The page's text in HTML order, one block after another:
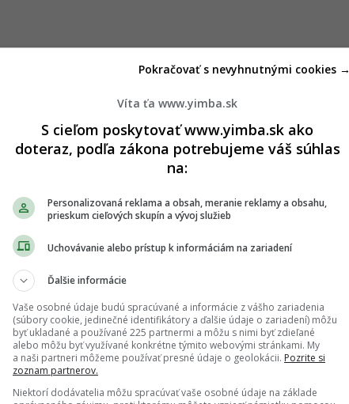
že koncepčný materiál dá všetkých aktérom vo verejnom
pri úpravách chodníkov.„Vďaka jasne nastaveným
voľbe materiálov či tvarov. Navyše celý
nanovo vymýšľať riešenia. Túto prácu sme urobili
verejných priestorov z MIBu.
detailné návody, ako napríklad lemovať chodníky popri
vozovke alebo prvkoch v uliciach, ako riešiť dláždenie či
ako debarierizovať povrchy alebo ako vyriešiť zvod
jednotlivých typov povrchov a ako ich obnovovať alebo
príkladmi, fotografiami a schémami najtypickejších
prístupu k povrchom chodníkov v meste je
iných miest vo svete navrhujeme dať jednotný vizuál
Tento typ dlažby sa má používať na významných
budov. „Snahou je vytvoriť jednu vrstvu v identite mesta a
riešenie povrchov dláždených chodníkov.“ Manuál
jej kladenia.
Víta ťa www.yimba.sk
S cieľom poskytovať www.yimba.sk ako
doteraz, podľa zákona potrebujeme váš súhlas
na:
Personalizovaná reklama a obsah, meranie reklamy a obsahu,
prieskum cieľových skupín a vývoj služieb
Uchovávanie alebo prístup k informáciám na zariadení
Ďalšie informácie
Vaše osobné údaje budú spracúvané a informácie z vášho zariadenia
(súbory cookie, jedinečné identifikátory a ďalšie údaje o zariadení) môžu
byť ukladané a používané 225 partnermi a môžu s nimi byť zdieľané
alebo môžu byť využívané konkrétne týmito webovými stránkami. My
a naši partneri môžeme používať presné údaje o geolokácii. Pozrite si
zoznam partnerov.
Niektorí dodávatelia môžu spracúvať vaše osobné údaje na základe
Pokračovať s nevyhnutnými cookies →